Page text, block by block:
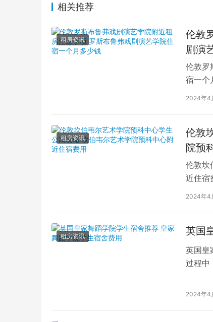
相关推荐
租房资讯
伦敦
剧演
伦敦罗
宿一个
学生
2024年4
租房资讯
伦敦
院预
伦敦坎
近住宿
2024年4
租房资讯 英国
英国皇
过程中
2024年4